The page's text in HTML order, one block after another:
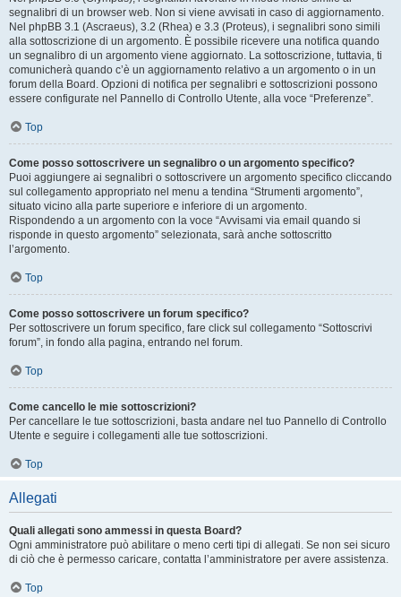
segnalibri di un browser web. Non si viene avvisati in caso di aggiornamento.
Nel phpBB 3.1 (Ascraeus), 3.2 (Rhea) e 3.3 (Proteus), i segnalibri sono simili
alla sottoscrizione di un argomento. È possibile ricevere una notifica quando
un segnalibro di un argomento viene aggiornato. La sottoscrizione, tuttavia, ti
comunicherà quando c’è un aggiornamento relativo a un argomento o in un
forum della Board. Opzioni di notifica per segnalibri e sottoscrizioni possono
essere configurate nel Pannello di Controllo Utente, alla voce “Preferenze”.
Top
Come posso sottoscrivere un segnalibro o un argomento specifico?
Puoi aggiungere ai segnalibri o sottoscrivere un argomento specifico cliccando
sul collegamento appropriato nel menu a tendina “Strumenti argomento”,
situato vicino alla parte superiore e inferiore di un argomento.
Rispondendo a un argomento con la voce “Avvisami via email quando si
risponde in questo argomento” selezionata, sarà anche sottoscritto
l’argomento.
Top
Come posso sottoscrivere un forum specifico?
Per sottoscrivere un forum specifico, fare click sul collegamento “Sottoscrivi
forum”, in fondo alla pagina, entrando nel forum.
Top
Come cancello le mie sottoscrizioni?
Per cancellare le tue sottoscrizioni, basta andare nel tuo Pannello di Controllo
Utente e seguire i collegamenti alle tue sottoscrizioni.
Top
Allegati
Quali allegati sono ammessi in questa Board?
Ogni amministratore può abilitare o meno certi tipi di allegati. Se non sei sicuro
di ciò che è permesso caricare, contatta l’amministratore per avere assistenza.
Top